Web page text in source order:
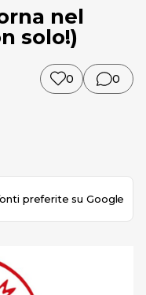
nel
solo!)
0 0
preferite su Google